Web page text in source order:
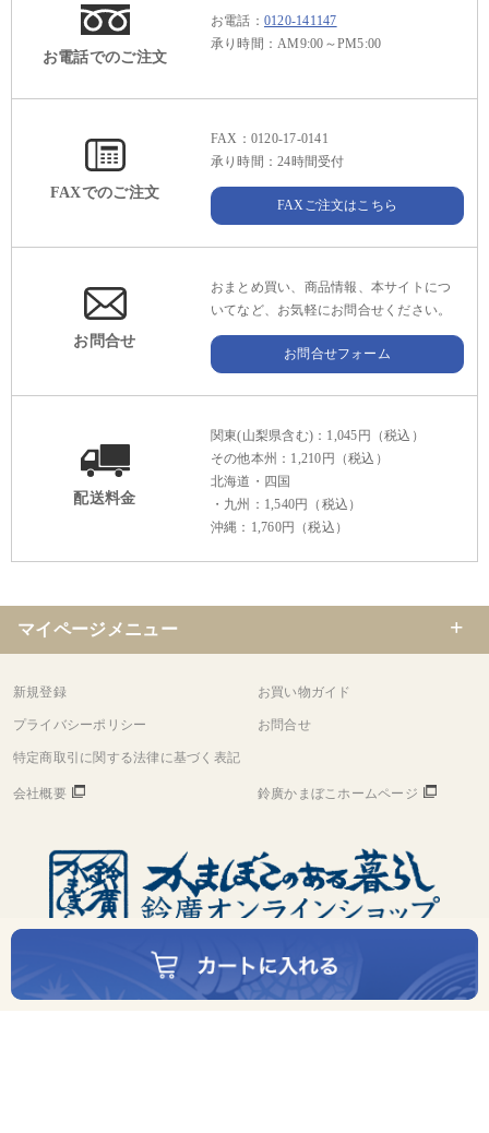
お電話でのご注文
お電話： 0120-141147
承り時間：AM9:00～PM5:00
FAXでのご注文
FAX：0120-17-0141
承り時間：24時間受付
FAXご注文はこちら
お問合せ
おまとめ買い、商品情報、本サイトにつ
いてなど、お気軽にお問合せください。
お問合せフォーム
配送料金
関東(山梨県含む)：1,045円（税込）
その他本州：1,210円（税込）
北海道・四国
・九州：1,540円（税込）
沖縄：1,760円（税込）
マイページメニュー
新規登録 お買い物ガイド
プライバシーポリシー お問合せ
特定商取引に関する法律に基づく表記
会社概要 鈴廣かまぼこホームページ
Copyright Suzuhiro Co.,Ltd. All rights reserved.